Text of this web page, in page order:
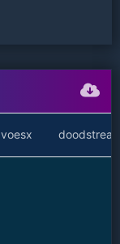
voesx